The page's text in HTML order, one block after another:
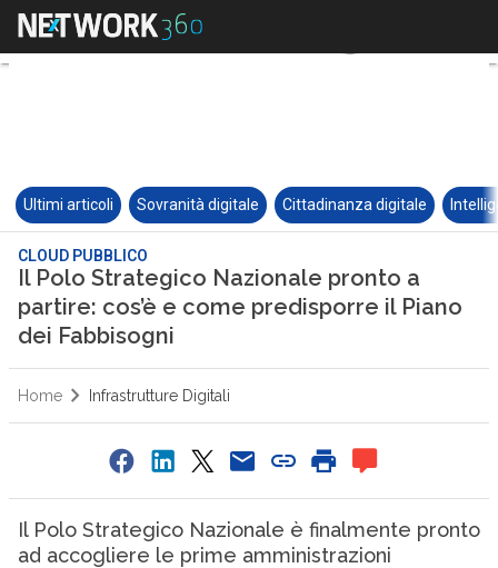
Ultimi articoli Sovranità digitale Cittadinanza digitale
CLOUD PUBBLICO
Il Polo Strategico Nazionale pronto a
partire: cos’è e come predisporre il Piano
dei Fabbisogni
Home Infrastrutture Digitali
Il Polo Strategico Nazionale è finalmente pronto
ad accogliere le prime amministrazioni